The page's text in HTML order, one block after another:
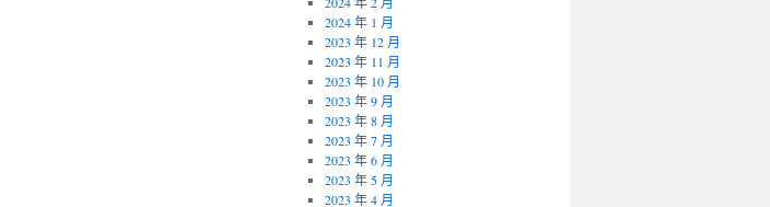
2024 年 1 月
2023 年 12 月
2023 年 11 月
2023 年 10 月
2023 年 9 月
2023 年 8 月
2023 年 7 月
2023 年 6 月
2023 年 5 月
2023 年 4 月